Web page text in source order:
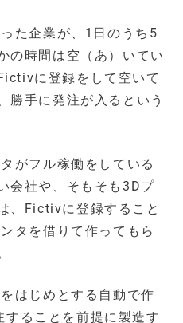
た企業が、1日のうち5
の時間は空（あ）いてい
に登録をして空いて
勝手に発注が入るという
がフル稼働をしている
会社や、そもそも3Dプ
、Fictivに登録すること
タを借りて作ってもら
はじめとする自動で作
ることを前提に製造す